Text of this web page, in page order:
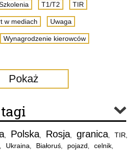
T1/T2 TIR
w mediach Uwaga
Wynagrodzenie kierowców
Pokaż
, Polska, Rosja, granica, TIR,
, Ukraina, Białoruś, pojazd, celnik,